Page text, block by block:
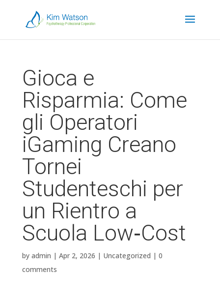
Gioca e
Risparmia: Come
gli Operatori
iGaming Creano
Tornei
Studenteschi per
un Rientro a
Scuola Low‑Cost
by admin | Apr 2, 2026 | Uncategorized | 0
comments